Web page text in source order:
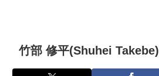
竹部 修平(Shuhei Takebe)